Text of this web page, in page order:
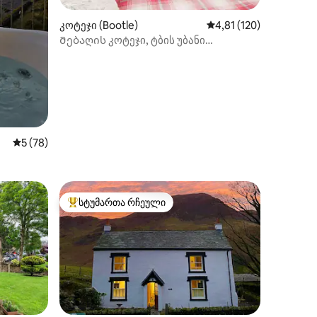
საშუალო შეფასებაა 5‑დან 5, 78 მიმოხილვა
5 (78)
კოტეჯი (Bootle) საშუალო შეფასებაა
4,81 (120)
Მებაღის კოტეჯი, ტბის უბანი
სტუმართა რჩეული მოწინავე ვარიანტი
სტუმართა რჩეული